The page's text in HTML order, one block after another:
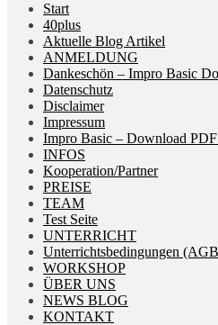
Start
40plus
Aktuelle Blog Artikel
ANMELDUNG
Dankeschön – Impro Basic
Datenschutz
Disclaimer
Impressum
Impro Basic – Download
INFOS
Kooperation/Partner
PREISE
TEAM
Test Seite
UNTERRICHT
Unterrichtsbedingungen
WORKSHOP
ÜBER UNS
NEWS BLOG
KONTAKT